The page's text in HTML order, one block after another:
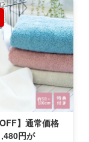
OFF】通常価格
円が